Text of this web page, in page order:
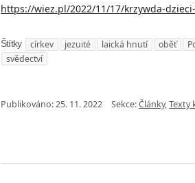
https://wiez.pl/2022/11/17/krzywda-
Štítky církev jezuité laická hnutí oběť
svědectví
Publikováno:25. 11. 2022 Sekce:Články,Texty